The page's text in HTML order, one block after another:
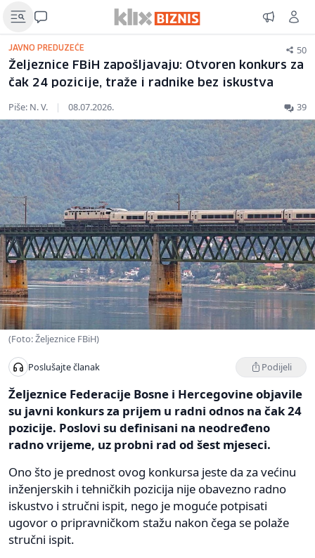
JAVNO PREDUZEĆE 50
Željeznice FBiH zapošljavaju: Otvoren konkurs za
čak 24 pozicije, traže i radnike bez iskustva
Piše: N. V. | 08.07.2026. 39
(Foto: Željeznice FBiH)
Poslušajte članak Podijeli
Željeznice Federacije Bosne i Hercegovine objavile
su javni konkurs za prijem u radni odnos na čak 24
pozicije. Poslovi su definisani na neodređeno
radno vrijeme, uz probni rad od šest mjeseci.
Ono što je prednost ovog konkursa jeste da za većinu
inženjerskih i tehničkih pozicija nije obavezno radno
iskustvo i stručni ispit, nego je moguće potpisati
ugovor o pripravničkom stažu nakon čega se polaže
stručni ispit.